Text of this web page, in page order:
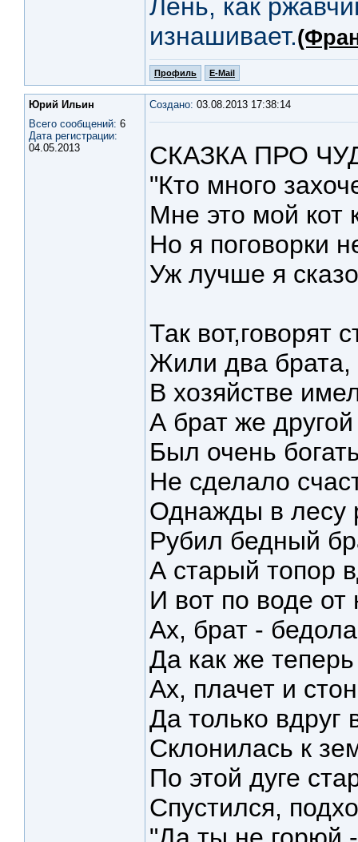
Лень, как
изнашивает.
Профиль E-Mail
Юрий Ильин
Всего сообщений: 6
Дата регистрации:
04.05.2013
Создано: 03.08.2013 17:38:14
СКАЗКА ПРО
"Кто много
Мне это мой кот
Но я поговорки
Уж лучше я
Так вот,говорят
Жили два брата,
В хозяйстве
А брат же
Был очень
Не сделало
Однажды в лесу
Рубил бедный
А старый топор
И вот по воде от
Ах, брат -
Да как же
Ах, плачет и
Да только вдруг
Склонилась к
По этой дуге
Спустился,